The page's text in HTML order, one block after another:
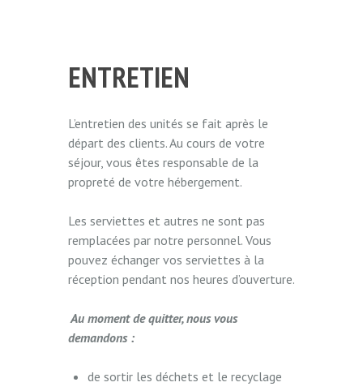
ENTRETIEN
L’entretien des unités se fait après le
départ des clients. Au cours de votre
séjour, vous êtes responsable de la
propreté de votre hébergement.
Les serviettes et autres ne sont pas
remplacées par notre personnel. Vous
pouvez échanger vos serviettes à la
réception pendant nos heures d’ouverture.
Au moment de quitter, nous vous
demandons :
de sortir les déchets et le recyclage